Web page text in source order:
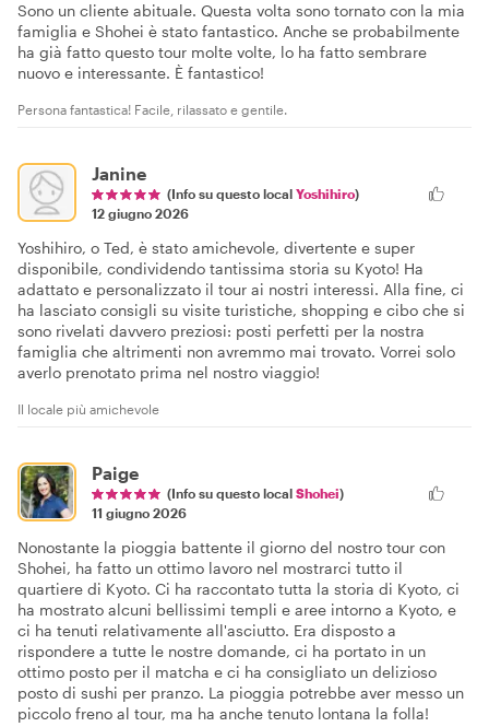
Sono un cliente abituale. Questa volta sono tornato con la mia
famiglia e Shohei è stato fantastico. Anche se probabilmente
ha già fatto questo tour molte volte, lo ha fatto sembrare
nuovo e interessante. È fantastico!
Persona fantastica! Facile, rilassato e gentile.
Janine
(Info su questo local Yoshihiro)
12 giugno 2026
Yoshihiro, o Ted, è stato amichevole, divertente e super
disponibile, condividendo tantissima storia su Kyoto! Ha
adattato e personalizzato il tour ai nostri interessi. Alla fine, ci
ha lasciato consigli su visite turistiche, shopping e cibo che si
sono rivelati davvero preziosi: posti perfetti per la nostra
famiglia che altrimenti non avremmo mai trovato. Vorrei solo
averlo prenotato prima nel nostro viaggio!
Il locale più amichevole
Paige
(Info su questo local Shohei)
11 giugno 2026
Nonostante la pioggia battente il giorno del nostro tour con
Shohei, ha fatto un ottimo lavoro nel mostrarci tutto il
quartiere di Kyoto. Ci ha raccontato tutta la storia di Kyoto, ci
ha mostrato alcuni bellissimi templi e aree intorno a Kyoto, e
ci ha tenuti relativamente all'asciutto. Era disposto a
rispondere a tutte le nostre domande, ci ha portato in un
ottimo posto per il matcha e ci ha consigliato un delizioso
posto di sushi per pranzo. La pioggia potrebbe aver messo un
piccolo freno al tour, ma ha anche tenuto lontana la folla!